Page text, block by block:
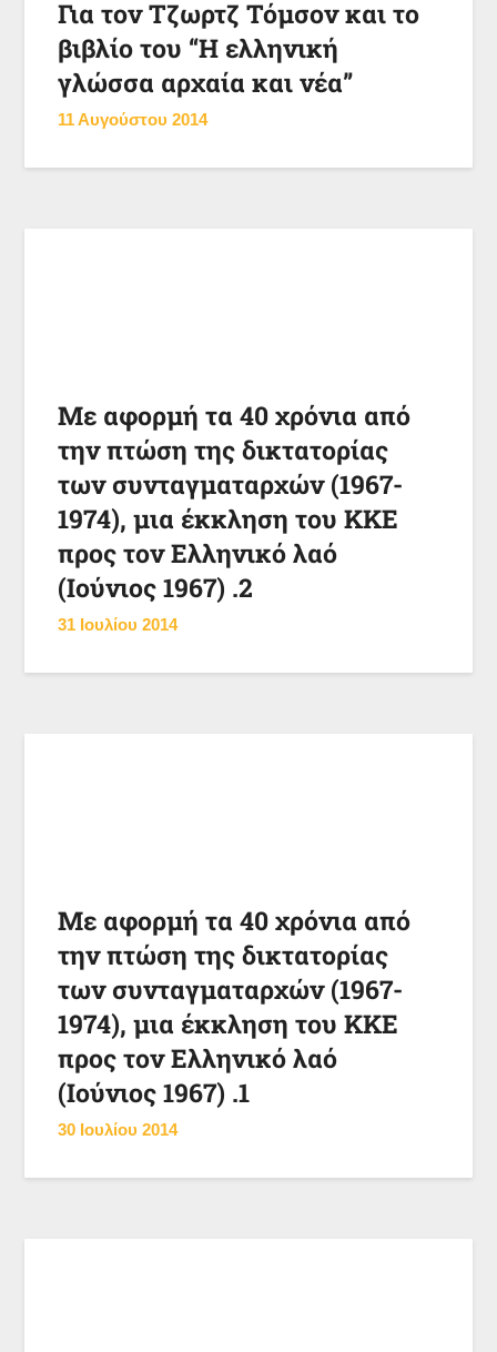
Για τον Τζωρτζ Τόμσον και το
βιβλίο του “Η ελληνική
γλώσσα αρχαία και νέα”
11 Αυγούστου 2014
Με αφορμή τα 40 χρόνια από
την πτώση της δικτατορίας
των συνταγματαρχών (1967-
1974), μια έκκληση του ΚΚΕ
προς τον Ελληνικό λαό
(Ιούνιος 1967) .2
31 Ιουλίου 2014
Με αφορμή τα 40 χρόνια από
την πτώση της δικτατορίας
των συνταγματαρχών (1967-
1974), μια έκκληση του ΚΚΕ
προς τον Ελληνικό λαό
(Ιούνιος 1967) .1
30 Ιουλίου 2014